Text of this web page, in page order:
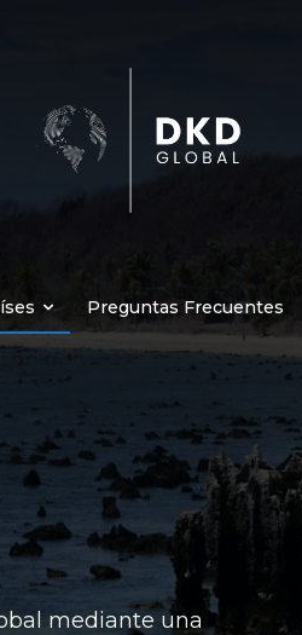
Preguntas Frecuentes
mediante una